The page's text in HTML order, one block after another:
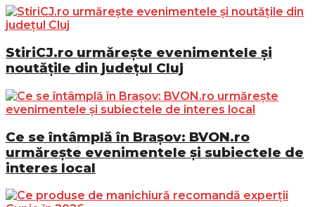
StiriCJ.ro urmărește evenimentele și
noutățile din județul Cluj
Ce se întâmplă în Brașov: BVON.ro
urmărește evenimentele și subiectele de
interes local